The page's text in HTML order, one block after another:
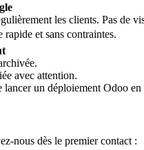
les clients. Pas de
et sans contraintes.
avec attention.
lancer un déploiement Odoo
nous dès le premier contact :